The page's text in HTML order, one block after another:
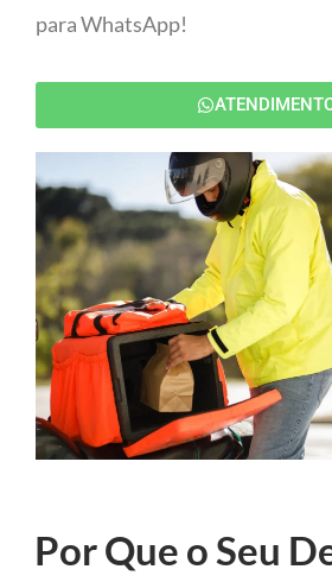
para WhatsApp!
Por Que o Seu